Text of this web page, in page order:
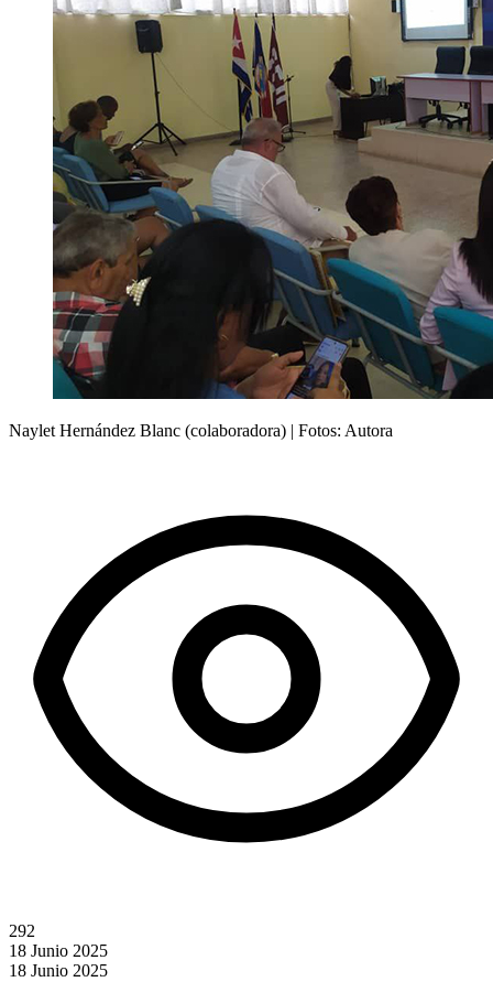
Naylet Hernández Blanc (colaboradora) | Fotos: Autora
292
18 Junio 2025
18 Junio 2025